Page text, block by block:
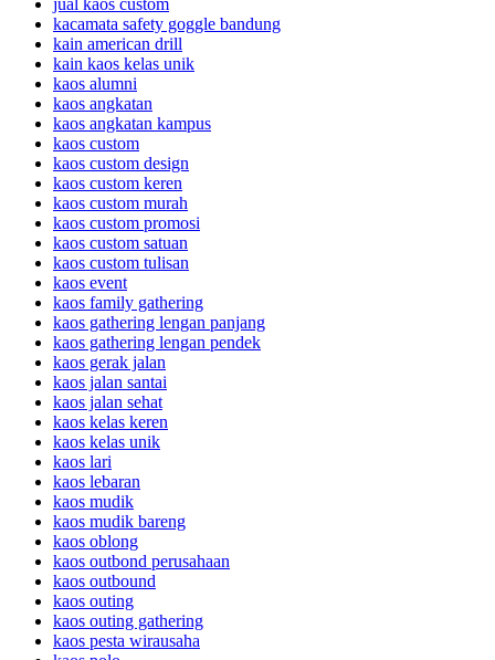
jual kaos custom
kacamata safety goggle bandung
kain american drill
kain kaos kelas unik
kaos alumni
kaos angkatan
kaos angkatan kampus
kaos custom
kaos custom design
kaos custom keren
kaos custom murah
kaos custom promosi
kaos custom satuan
kaos custom tulisan
kaos event
kaos family gathering
kaos gathering lengan panjang
kaos gathering lengan pendek
kaos gerak jalan
kaos jalan santai
kaos jalan sehat
kaos kelas keren
kaos kelas unik
kaos lari
kaos lebaran
kaos mudik
kaos mudik bareng
kaos oblong
kaos outbond perusahaan
kaos outbound
kaos outing
kaos outing gathering
kaos pesta wirausaha